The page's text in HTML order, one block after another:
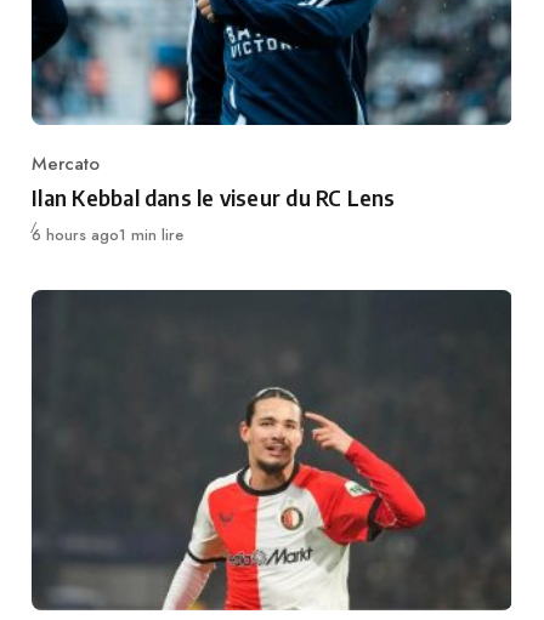
Category
Mercato
Ilan Kebbal dans le viseur du RC Lens
Publié
6 hours ago1 min lire